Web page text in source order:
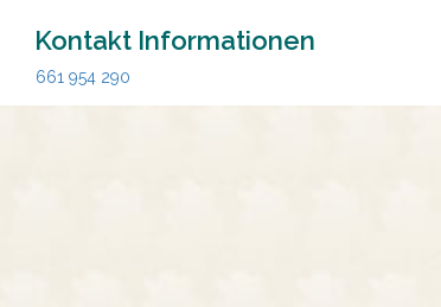
Kontakt Informationen
661 954 290